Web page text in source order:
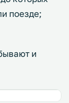
поезде;
и